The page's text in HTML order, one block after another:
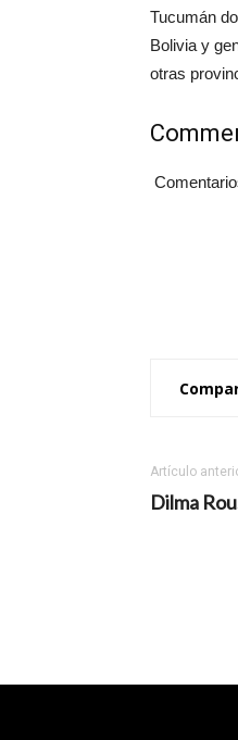
Tucumán
Bolivia y
otras
Artículo
Dilma